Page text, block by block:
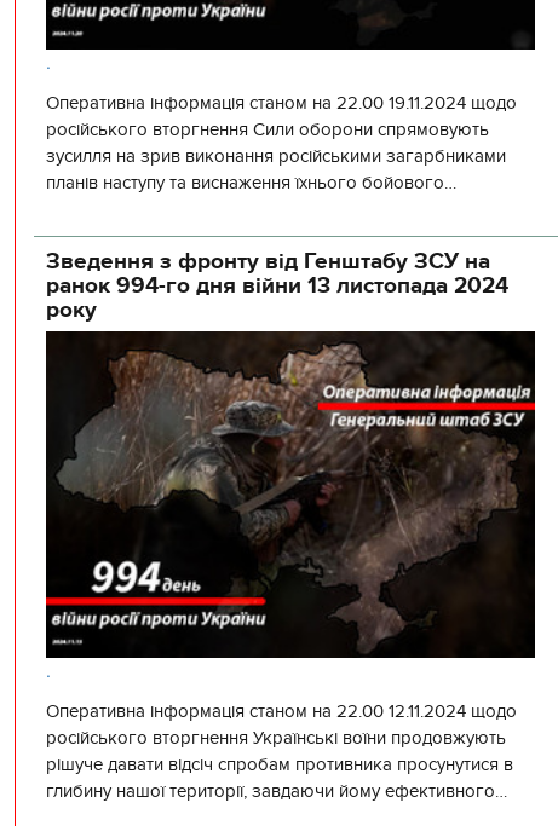
.
Оперативна інформація станом на 22.00 19.11.2024 щодо
російського вторгнення Сили оборони спрямовують
зусилля на зрив виконання російськими загарбниками
планів наступу та виснаження їхнього бойового
Зведення з фронту від Генштабу ЗСУ на
ранок 994-го дня війни 13 листопада 2024
року
.
Оперативна інформація станом на 22.00 12.11.2024 щодо
російського вторгнення Українські воїни продовжують
рішуче давати відсіч спробам противника просунутися в
глибину нашої території, завдаючи йому ефективного